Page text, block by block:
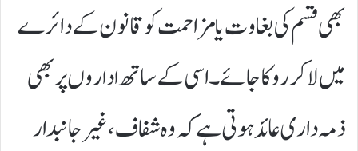
بھی قسم کی بغاوت یا مزاحمت کو قانون کے دائرے
میں لا کر روکا جائے۔ اسی کے ساتھ اداروں پر بھی
ذمہ داری عائد ہوتی ہے کہ وہ شفاف، غیر جانبدار